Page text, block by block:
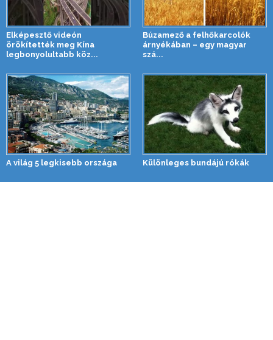
Elképesztő videón
örökítették meg Kína
legbonyolultabb köz...
Búzamező a felhőkarcolók
árnyékában – egy magyar
szá...
A világ 5 legkisebb országa Különleges bundájú rókák